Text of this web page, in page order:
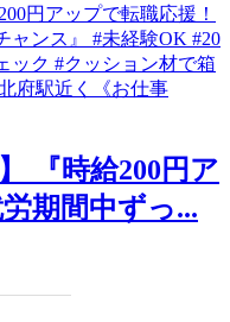
『時給200円ア
期間中ずっ...